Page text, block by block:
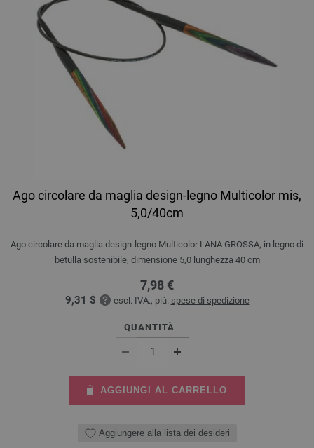
Ago circolare da maglia design-legno Multicolor mis,
5,0/40cm
Ago circolare da maglia design-legno Multicolor LANA GROSSA, in legno di
betulla sostenibile, dimensione 5,0 lunghezza 40 cm
7,98 €
9,31 $ escl. IVA., più. spese di spedizione
QUANTITÀ
AGGIUNGI AL CARRELLO
Aggiungere alla lista dei desideri